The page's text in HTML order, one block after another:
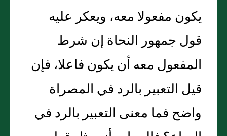
يكون مفعولا معه، ويعكر عليه
قول جمهور النحاة إن شرط
المفعول معه أن يكون فاعلا، فإن
قيل التعبير بالرد في المصراة
واضح فما معنى التعبير بالرد في